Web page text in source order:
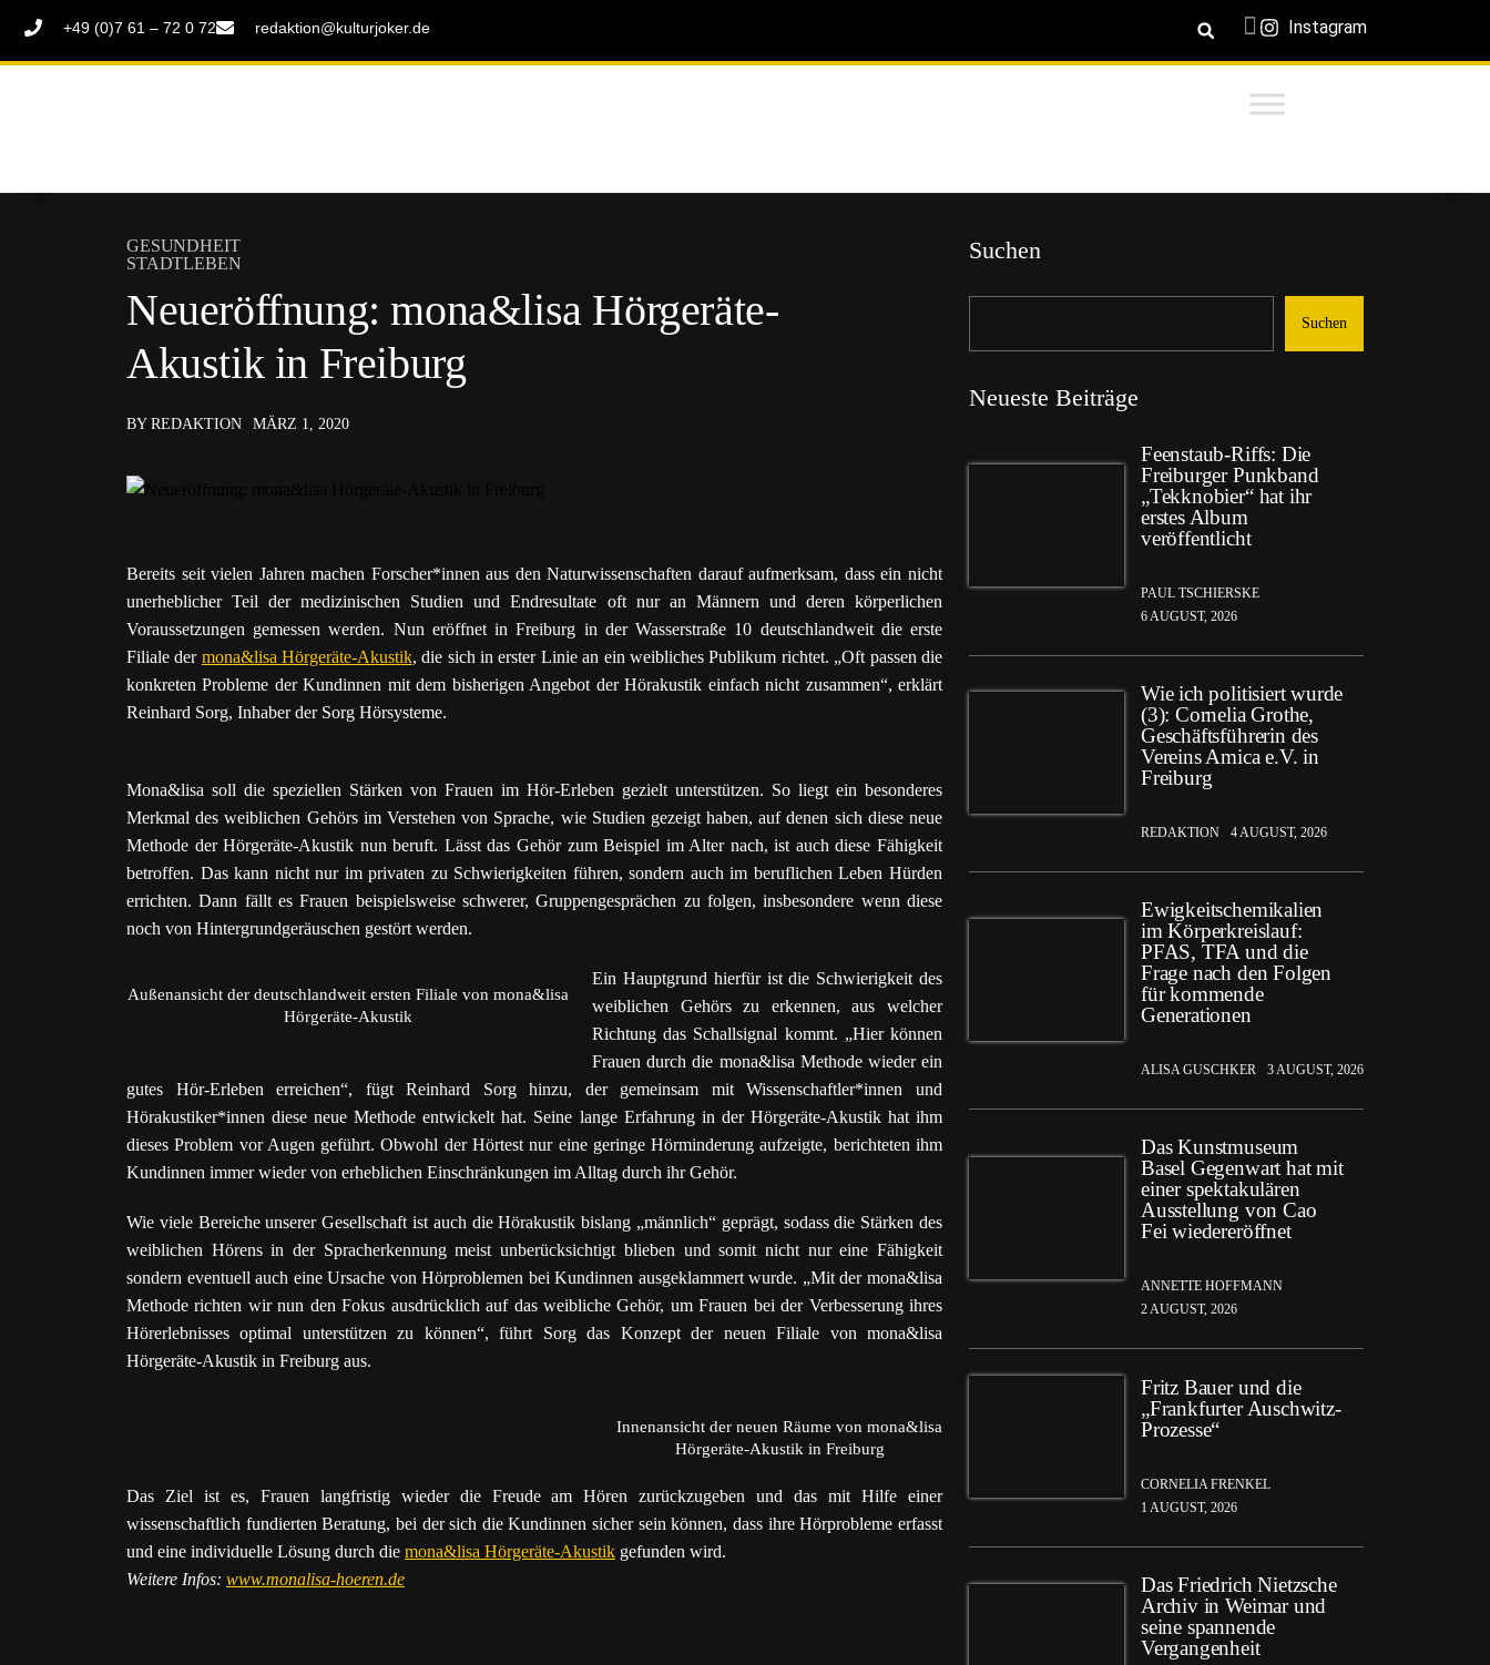
+49 (0)7 61 – 72 0 72 redaktion@kulturjoker.de Instagram
GESUNDHEIT
STADTLEBEN
Neueröffnung: mona&lisa Hörgeräte-
Akustik in Freiburg
BY REDAKTION MÄRZ 1, 2020
Bereits seit vielen Jahren machen Forscher*innen aus den Naturwissenschaften darauf aufmerksam, dass ein nicht
unerheblicher Teil der medizinischen Studien und Endresultate oft nur an Männern und deren körperlichen
Voraussetzungen gemessen werden. Nun eröffnet in Freiburg in der Wasserstraße 10 deutschlandweit die erste
Filiale der mona&lisa Hörgeräte-Akustik, die sich in erster Linie an ein weibliches Publikum richtet. „Oft passen die
konkreten Probleme der Kundinnen mit dem bisherigen Angebot der Hörakustik einfach nicht zusammen“, erklärt
Reinhard Sorg, Inhaber der Sorg Hörsysteme.
Mona&lisa soll die speziellen Stärken von Frauen im Hör-Erleben gezielt unterstützen. So liegt ein besonderes
Merkmal des weiblichen Gehörs im Verstehen von Sprache, wie Studien gezeigt haben, auf denen sich diese neue
Methode der Hörgeräte-Akustik nun beruft. Lässt das Gehör zum Beispiel im Alter nach, ist auch diese Fähigkeit
betroffen. Das kann nicht nur im privaten zu Schwierigkeiten führen, sondern auch im beruflichen Leben Hürden
errichten. Dann fällt es Frauen beispielsweise schwerer, Gruppengesprächen zu folgen, insbesondere wenn diese
noch von Hintergrundgeräuschen gestört werden.
Außenansicht der deutschlandweit ersten Filiale von mona&lisa
Hörgeräte-Akustik
Ein Hauptgrund hierfür ist die Schwierigkeit des
weiblichen Gehörs zu erkennen, aus welcher
Richtung das Schallsignal kommt. „Hier können
Frauen durch die mona&lisa Methode wieder ein
gutes Hör-Erleben erreichen“, fügt Reinhard Sorg hinzu, der gemeinsam mit Wissenschaftler*innen und
Hörakustiker*innen diese neue Methode entwickelt hat. Seine lange Erfahrung in der Hörgeräte-Akustik hat ihm
dieses Problem vor Augen geführt. Obwohl der Hörtest nur eine geringe Hörminderung aufzeigte, berichteten ihm
Kundinnen immer wieder von erheblichen Einschränkungen im Alltag durch ihr Gehör.
Wie viele Bereiche unserer Gesellschaft ist auch die Hör­akustik bislang „männlich“ geprägt, sodass die Stärken des
weiblichen Hörens in der Spracherkennung meist unberücksichtigt blieben und somit nicht nur eine Fähigkeit
sondern eventuell auch eine Ursache von Hörproblemen bei Kundinnen ausgeklammert wurde. „Mit der mona&lisa
Methode richten wir nun den Fokus ausdrücklich auf das weibliche Gehör, um Frauen bei der Verbesserung ihres
Hörerlebnisses optimal unterstützen zu können“, führt Sorg das Konzept der neuen Filiale von mona&lisa
Hörgeräte-Akustik in Freiburg aus.
Innenansicht der neuen Räume von mona&lisa
Hörgeräte-Akustik in Freiburg
Das Ziel ist es, Frauen langfristig wieder die Freude am Hören zurückzugeben und das mit Hilfe einer
wissenschaftlich fundierten Beratung, bei der sich die Kundinnen sicher sein können, dass ihre Hörprobleme erfasst
und eine individuelle Lösung durch die mona&lisa Hörgeräte-Akustik gefunden wird.
Weitere Infos: www.monalisa-hoeren.de
Suchen
Suchen
Neueste Beiträge
Feenstaub-Riffs: Die
Freiburger Punkband
„Tekknobier“ hat ihr
erstes Album
veröffentlicht
PAUL TSCHIERSKE
6 AUGUST, 2026
Wie ich politisiert wurde
(3): Cornelia Grothe,
Geschäftsführerin des
Vereins Amica e.V. in
Freiburg
REDAKTION 4 AUGUST, 2026
Ewigkeitschemikalien
im Körperkreislauf:
PFAS, TFA und die
Frage nach den Folgen
für kommende
Generationen
ALISA GUSCHKER 3 AUGUST, 2026
Das Kunstmuseum
Basel Gegenwart hat mit
einer spektakulären
Ausstellung von Cao
Fei wiedereröffnet
ANNETTE HOFFMANN
2 AUGUST, 2026
Fritz Bauer und die
„Frankfurter Auschwitz-
Prozesse“
CORNELIA FRENKEL
1 AUGUST, 2026
Das Friedrich Nietzsche
Archiv in Weimar und
seine spannende
Vergangenheit